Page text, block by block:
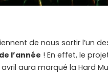
de nous sortir l’un
l’année ! En effet, le
aura marqué la Hard